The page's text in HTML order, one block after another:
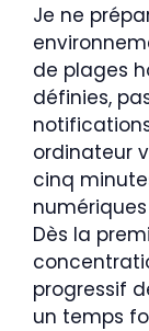
Je ne
de plages
définies,
ordinateur
cinq
Dès la
progressif
un temps